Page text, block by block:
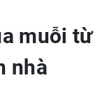
muỗi từ
nhà